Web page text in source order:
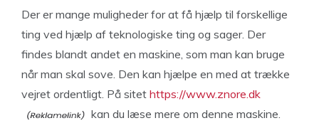
Der er mange muligheder for at få hjælp til forskellige
ting ved hjælp af teknologiske ting og sager. Der
findes blandt andet en maskine, som man kan bruge
når man skal sove. Den kan hjælpe en med at trække
vejret ordentligt. På sitet https://www.znore.dk
kan du læse mere om denne maskine.